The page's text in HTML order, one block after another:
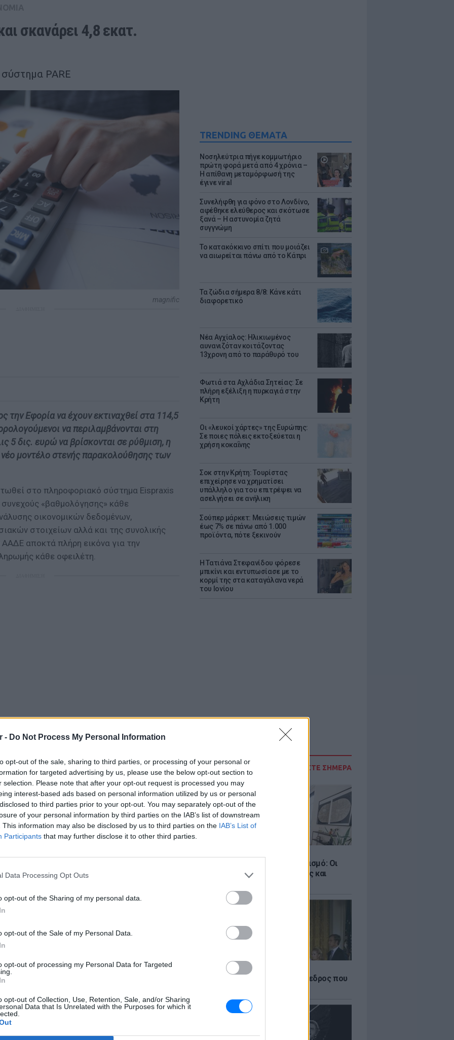
- Do Not Process My Personal Information
opt-out of the sale, sharing to third parties, or processing of your personal or
for targeted advertising by us, please use the below opt-out section to
selection. Please note that after your opt-out request is processed you may
interest-based ads based on personal information utilized by us or personal
to third parties prior to your opt-out. You may separately opt-out of the
of your personal information by third parties on the IAB’s list of downstream
This information may also be disclosed by us to third parties on the IAB’s List of
Participants that may further disclose it to other third parties.
Data Processing Opt Outs
opt-out of the Sharing of my personal data.
opt-out of the Sale of my Personal Data.
opt-out of processing my Personal Data for Targeted
opt-out of Collection, Use, Retention, Sale, and/or Sharing
Data that Is Unrelated with the Purposes for which it
TRENDING ΘΕΜΑΤΑ
Νοσηλεύτρια πήγε κομμωτήριο
πρώτη φορά μετά από 4 χρόνια –
Η απίθανη μεταμόρφωσή της
έγινε viral
Συνελήφθη για φόνο στο Λονδίνο,
αφέθηκε ελεύθερος και σκότωσε
ξανά – Η αστυνομία ζητά
συγγνώμη
Το κατακόκκινο σπίτι που μοιάζει
να αιωρείται πάνω από το Κάπρι
Τα ζώδια σήμερα 8/8: Κάνε κάτι
διαφορετικό
Νέα Αγχίαλος: Ηλικιωμένος
αυνανιζόταν κοιτάζοντας
13χρονη από το παράθυρό του
Φωτιά στα Αχλάδια Σητείας: Σε
πλήρη εξέλιξη η πυρκαγιά στην
Κρήτη
Οι «λευκοί χάρτες» της Ευρώπης:
Σε ποιες πόλεις εκτοξεύεται η
χρήση κοκαΐνης
Σοκ στην Κρήτη: Τουρίστας
επιχείρησε να χρηματίσει
υπάλληλο για του επιτρέψει να
ασελγήσει σε ανήλικη
Σούπερ μάρκετ: Μειώσεις τιμών
έως 7% σε πάνω από 1.000
προϊόντα, πότε ξεκινούν
Η Τατιάνα Στεφανίδου φόρεσε
μπικίνι και εντυπωσίασε με το
κορμί της στα καταγάλανα νερά
του Ιονίου
ΔΙΑΒΑΣΤΕ ΣΗΜΕΡΑ
Νέο χωροταξικό για τον τουρισμό: Οι
αλλαγές σε Airbnb, επενδύσεις και
ΘΕΜΑΤΑ
Ο μοναδικός Αμερικανός πρόεδρος που
σκανάρει 4,8 εκατ.
PARE
magnific
την Εφορία να έχουν εκτιναχθεί στα 114,5
να περιλαμβάνονται στη
5 δις. ευρώ να βρίσκονται σε ρύθμιση, η
μοντέλο στενής παρακολούθησης των
στο πληροφοριακό σύστημα Eispraxis
«βαθμολόγησης» κάθε
οικονομικών δεδομένων,
στοιχείων αλλά και της συνολικής
αποκτά πλήρη εικόνα για την
κάθε οφειλέτη.
τις λέξεις Payment capacity, Attitude,
σε τέσσερις βασικούς άξονες
φοροδοτική ικανότητα του οφειλέτη,
την περιουσία και τη συνολική
εξετάζει τη στάση του απέναντι στις
αν είναι συνεπής στις
αγνοεί ειδοποιήσεις και ελέγχους.
με την παλαιότητα των χρεών και τη
ρυθμίσεων, ενώ ο τέταρτος
ή προσωπικά γεγονότα που
εξυπηρέτησης των οφειλών, όπως
εμπλοκές ή πτώχευση.
η ΑΑΔΕ θα κατευθύνει τον
ρύθμισης, είτε μέσω της πάγιας
μηχανισμού. Ωστόσο, για όσους